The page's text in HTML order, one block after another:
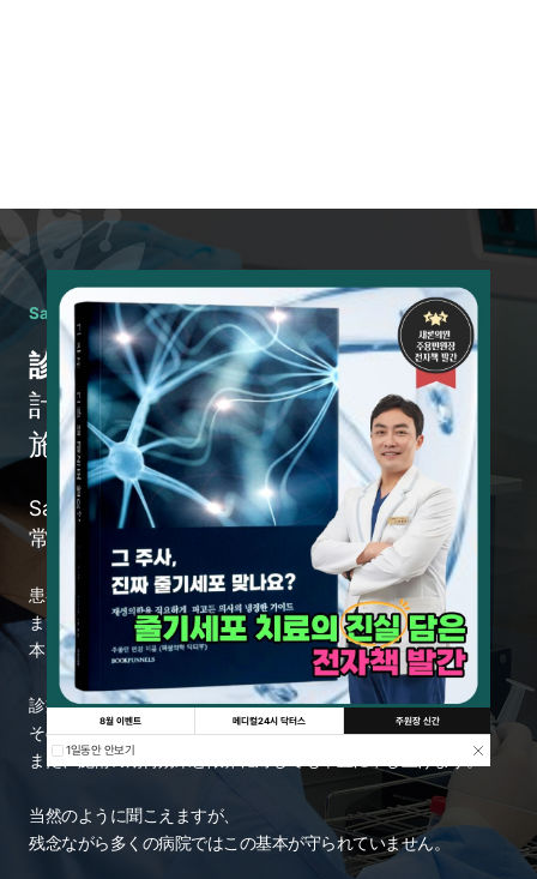
Saeron Clinicはこのように診療を行います
診断から始めます。
計画を立てず
施術することはありません。
Saeron Clinicは
常に診断から始まります。
患者様が望む施術であっても、
まず丁寧に診断し、
本当に必要な治療なのかを慎重に検討します。
診療や施術より優先すべき医学的状況があれば、
その部分からきちんと患者様へご案内いたします。
また、施術の期待効果と限界に対しても率直に申し上げます。
当然のように聞こえますが、
残念ながら多くの病院ではこの基本が守られていません。
8월 이벤트 메디컬24시 닥터스 주원장 신간
1일동안 안보기